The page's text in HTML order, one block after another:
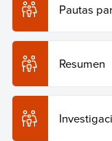
Pautas
Resumen